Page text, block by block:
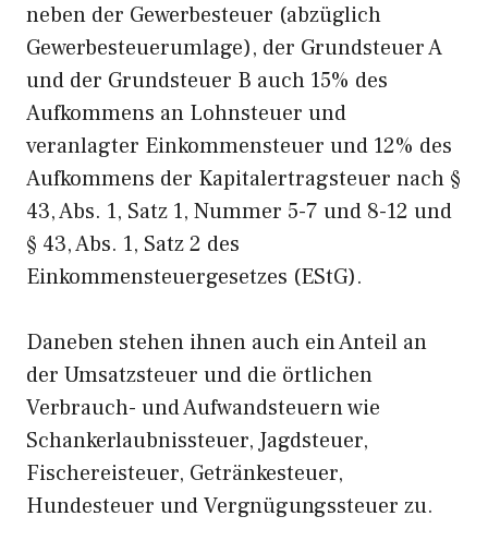
neben der Gewerbesteuer (abzüglich
Gewerbesteuerumlage), der Grundsteuer A
und der Grundsteuer B auch 15% des
Aufkommens an Lohnsteuer und
veranlagter Einkommensteuer und 12% des
Aufkommens der Kapitalertragsteuer nach §
43, Abs. 1, Satz 1, Nummer 5-7 und 8-12 und
§ 43, Abs. 1, Satz 2 des
Einkommensteuergesetzes (EStG).
Daneben stehen ihnen auch ein Anteil an
der Umsatzsteuer und die örtlichen
Verbrauch- und Aufwandsteuern wie
Schankerlaubnissteuer, Jagdsteuer,
Fischereisteuer, Getränkesteuer,
Hundesteuer und Vergnügungssteuer zu.